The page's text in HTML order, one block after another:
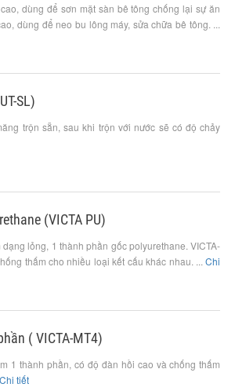
dùng để sơn mặt sàn bê tông chống lại sự ăn
dùng để neo bu lông máy, sửa chữa bê tông. ...
SL)
trộn sẵn, sau khi trộn với nước sẽ có độ chảy
(VICTA PU)
lỏng, 1 thành phần gốc polyurethane. VICTA-
thấm cho nhiều loại kết cấu khác nhau. ...Chi
( VICTA-MT4)
1 thành phần, có độ đàn hồi cao và chống thấm
Chi tiết